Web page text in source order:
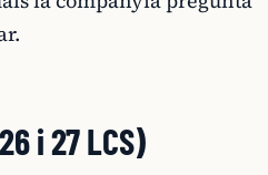
i 27 LCS)